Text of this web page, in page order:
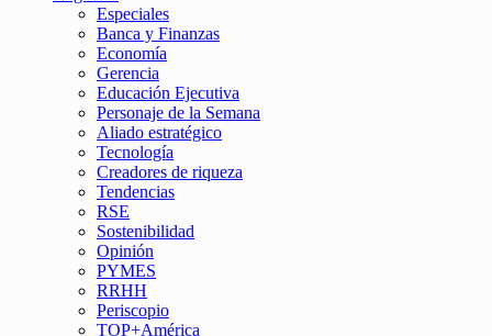
Especiales
Banca y Finanzas
Economía
Gerencia
Educación Ejecutiva
Personaje de la Semana
Aliado estratégico
Tecnología
Creadores de riqueza
Tendencias
RSE
Sostenibilidad
Opinión
PYMES
RRHH
Periscopio
TOP+América